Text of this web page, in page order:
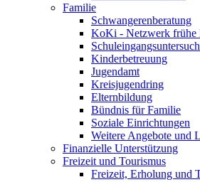
Familie
Schwangerenberatung
KoKi - Netzwerk frühe
Kinderbetreuung
Jugendamt
Kreisjugendring
Elternbildung
Bündnis für Familie
Soziale Einrichtungen
Weitere Angebote und
Finanzielle Unterstützung
Freizeit und Tourismus
Freizeit, Erholung und